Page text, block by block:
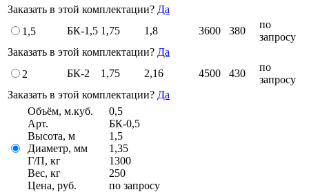
Заказать в этой комплектации? Да
1,5
БК-1,5 1,75 1,8 3600 380
по
запросу
Заказать в этой комплектации? Да
2
БК-2 1,75 2,16 4500 430
по
запросу
Заказать в этой комплектации? Да
Объём, м.куб.
Арт.
Высота, м
Диаметр, мм
Г/П, кг
Вес, кг
Цена, руб.
0,5
БК-0,5
1,5
1,35
1300
250
по запросу